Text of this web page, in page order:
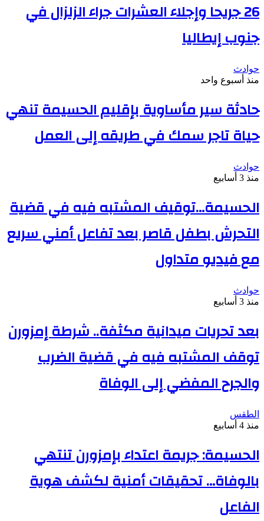
26 جريحا وإجلاء العشرات جراء الزلزال في
جنوب إيطاليا
حوادث
منذ أسبوع واحد
حادثة سير مأساوية بإقليم الحسيمة تنهي
حياة تاجر سمك في طريقه إلى العمل
حوادث
منذ 3 أسابيع
الحسيمة…توقيف المشتبه فيه في قضية
التحرش بطفل قاصر بعد تفاعل أمني سريع
مع فيديو متداول
حوادث
منذ 3 أسابيع
بعد تحريات ميدانية مكثفة.. شرطة إمزورن
توقف المشتبه فيه في قضية الضرب
والجرح المفضي إلى الوفاة
الطقس
منذ 4 أسابيع
الحسيمة: جريمة اعتداء بإمزورن تنتهي
بالوفاة… تحقيقات أمنية لكشف هوية
الفاعل